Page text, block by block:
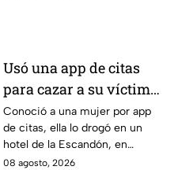
Usó una app de citas
para cazar a su víctima:
Así operaba Ivette "N"
antes de huir a Puebla;
ya está detenida
Conoció a una mujer por app
de citas, ella lo drogó en un
hotel de la Escandón, en
CDMX, para robarle el auto y
08 agosto, 2026